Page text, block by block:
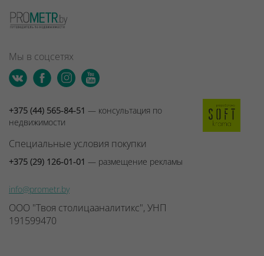
Мы в соцсетях
+375 (44) 565-84-51 — консультация по
недвижимости
Специальные условия покупки
+375 (29) 126-01-01 — размещение рекламы
info@prometr.by
ООО "Твоя столицааналитикс", УНП
191599470